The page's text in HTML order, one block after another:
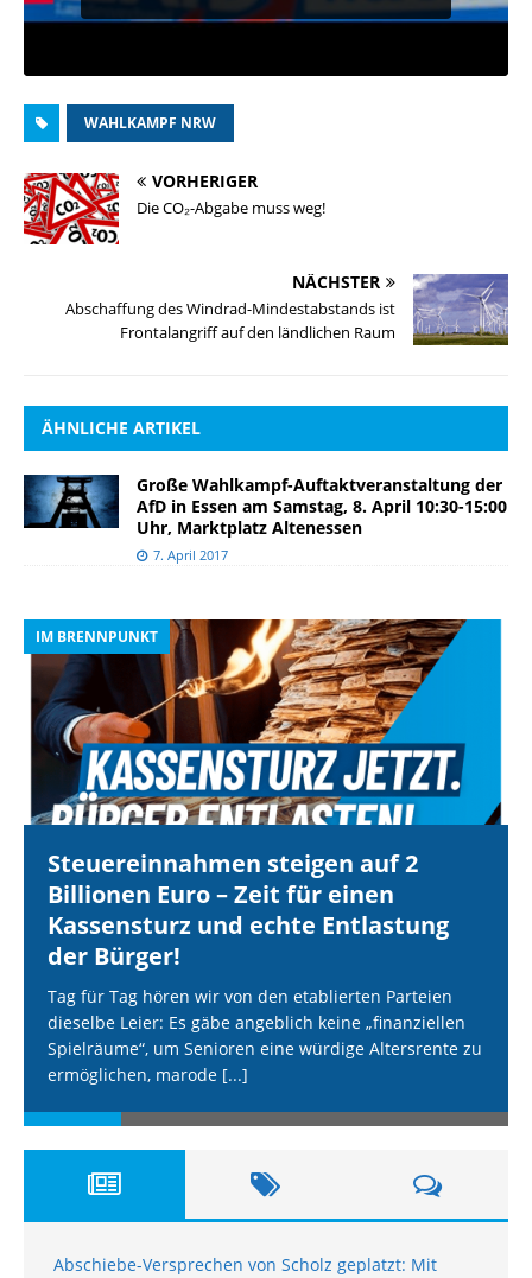
WAHLKAMPF NRW
VORHERIGER
Die CO₂-Abgabe muss weg!
NÄCHSTER
Abschaffung des Windrad-Mindestabstands ist
Frontalangriff auf den ländlichen Raum
ÄHNLICHE ARTIKEL
Große Wahlkampf-Auftaktveranstaltung der
AfD in Essen am Samstag, 8. April 10:30-15:00
Uhr, Marktplatz Altenessen
7. April 2017
IM BRENNPUNKT
Steuereinnahmen steigen auf 2
Billionen Euro – Zeit für einen
Kassensturz und echte Entlastung
der Bürger!
Tag für Tag hören wir von den etablierten Parteien
dieselbe Leier: Es gäbe angeblich keine „finanziellen
Spielräume“, um Senioren eine würdige Altersrente zu
ermöglichen, marode [...]
Abschiebe-Versprechen von Scholz geplatzt: Mit